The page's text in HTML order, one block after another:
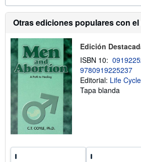
Otras ediciones populares con
Edición
ISBN 10:
9780919225237
Editorial: Life
Tapa blanda